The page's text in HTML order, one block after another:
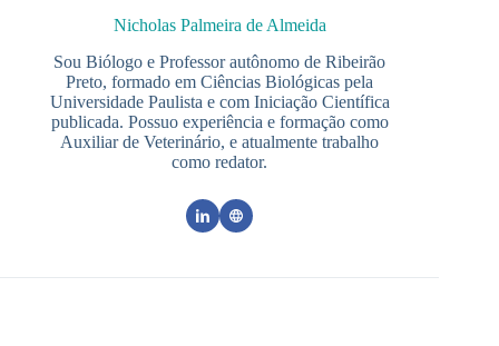
Nicholas Palmeira de Almeida
Sou Biólogo e Professor autônomo de Ribeirão
Preto, formado em Ciências Biológicas pela
Universidade Paulista e com Iniciação Científica
publicada. Possuo experiência e formação como
Auxiliar de Veterinário, e atualmente trabalho
como redator.